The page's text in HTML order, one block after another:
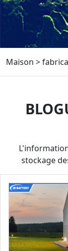
Maison >
stockage